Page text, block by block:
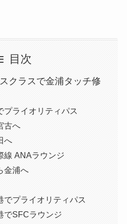
目次
クラスで金浦タッチ修
プライオリティパス
古へ
へ
線 ANAラウンジ
金浦へ
でプライオリティパス
でSFCラウンジ